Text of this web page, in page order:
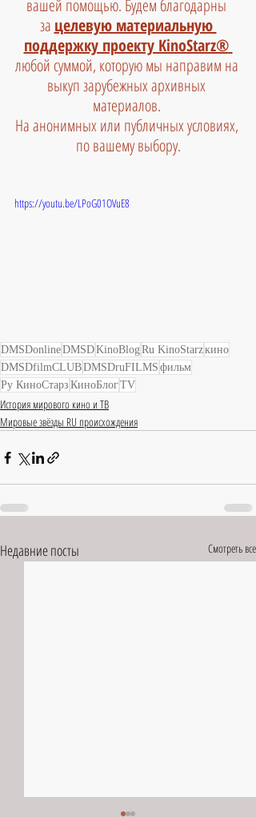
вашей помощью. Будем благодарны
за целевую материальную
поддержку проекту KinoStarz®
любой суммой, которую мы направим на
выкуп зарубежных архивных
материалов.
На анонимных или публичных условиях,
по вашему выбору.
https://youtu.be/LPoG01OVuE8
DMSDonlineDMSDKinoBlogRu KinoStarzкино
DMSDfilmCLUBDMSDruFILMS фильм
Ру КиноСтарз КиноБлогTV
История мирового кино и ТВ
Мировые звёзды RU происхождения
Недавние посты Смотреть все